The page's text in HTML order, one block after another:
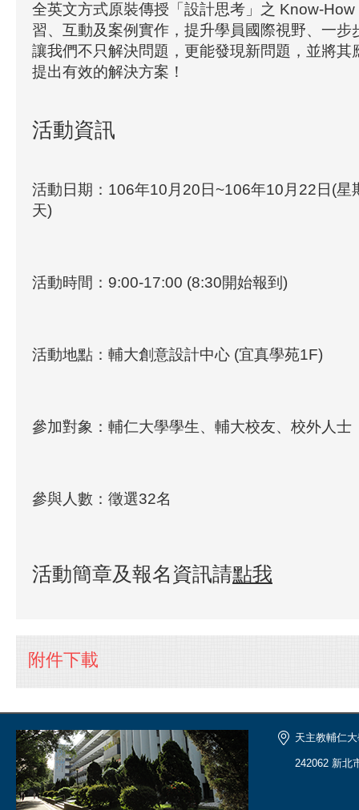
全英文方式原裝傳授「設計思考」之 Know-
習、互動及案例實作，提升學員國際視野、一步
讓我們不只解決問題，更能發現新問題，並將其
提出有效的解決方案！
活動資訊
活動日期：106年10月20日~106年10月22日(星
天)
活動時間：9:00-17:00 (8:30開始報到)
活動地點：輔大創意設計中心 (宜真學苑1F)
參加對象：輔仁大學學生、輔大校友、校外人士
參與人數：徵選32名
活動簡章及報名資訊請點我
附件下載
天主教輔仁
242062 新北